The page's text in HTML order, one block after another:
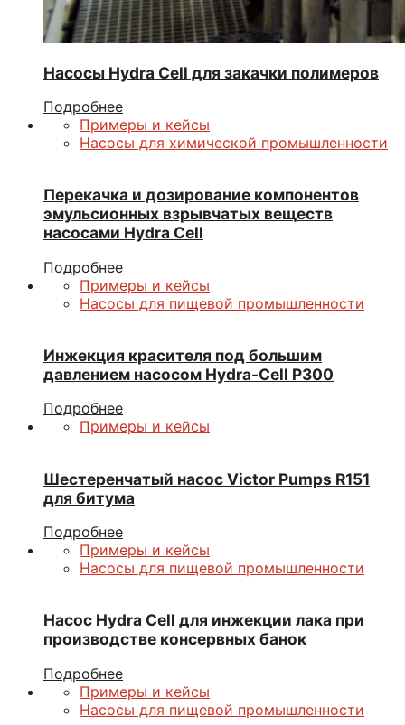
Насосы Hydra Cell для закачки полимеров
Подробнее
Примеры и кейсы
Насосы для химической промышленности
Перекачка и дозирование компонентов
эмульсионных взрывчатых веществ
насосами Hydra Cell
Подробнее
Примеры и кейсы
Насосы для пищевой промышленности
Инжекция красителя под большим
давлением насосом Hydra-Cell P300
Подробнее
Примеры и кейсы
Шестеренчатый насос Victor Pumps R151
для битума
Подробнее
Примеры и кейсы
Насосы для пищевой промышленности
Насос Hydra Cell для инжекции лака при
производстве консервных банок
Подробнее
Примеры и кейсы
Насосы для пищевой промышленности